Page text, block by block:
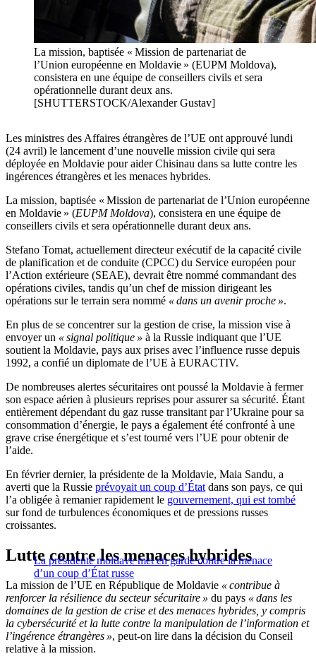
La mission, baptisée « Mission de partenariat de
l’Union européenne en Moldavie » (EUPM Moldova),
consistera en une équipe de conseillers civils et sera
opérationnelle durant deux ans.
[SHUTTERSTOCK/Alexander Gustav]
Les ministres des Affaires étrangères de l’UE ont approuvé lundi
(24 avril) le lancement d’une nouvelle mission civile qui sera
déployée en Moldavie pour aider Chisinau dans sa lutte contre les
ingérences étrangères et les menaces hybrides.
La mission, baptisée « Mission de partenariat de l’Union européenne
en Moldavie » (EUPM Moldova), consistera en une équipe de
conseillers civils et sera opérationnelle durant deux ans.
Stefano Tomat, actuellement directeur exécutif de la capacité civile
de planification et de conduite (CPCC) du Service européen pour
l’Action extérieure (SEAE), devrait être nommé commandant des
opérations civiles, tandis qu’un chef de mission dirigeant les
opérations sur le terrain sera nommé « dans un avenir proche ».
En plus de se concentrer sur la gestion de crise, la mission vise à
envoyer un « signal politique » à la Russie indiquant que l’UE
soutient la Moldavie, pays aux prises avec l’influence russe depuis
1992, a confié un diplomate de l’UE à EURACTIV.
De nombreuses alertes sécuritaires ont poussé la Moldavie à fermer
son espace aérien à plusieurs reprises pour assurer sa sécurité. Étant
entièrement dépendant du gaz russe transitant par l’Ukraine pour sa
consommation d’énergie, le pays a également été confronté à une
grave crise énergétique et s’est tourné vers l’UE pour obtenir de
l’aide.
En février dernier, la présidente de la Moldavie, Maia Sandu, a
averti que la Russie prévoyait un coup d’État dans son pays, ce qui
l’a obligée à remanier rapidement le gouvernement, qui est tombé
sur fond de turbulences économiques et de pressions russes
croissantes.
La présidente moldave met en garde contre la menace
d’un coup d’État russe
Lutte contre les menaces hybrides
La mission de l’UE en République de Moldavie « contribue à
renforcer la résilience du secteur sécuritaire » du pays « dans les
domaines de la gestion de crise et des menaces hybrides, y compris
la cybersécurité et la lutte contre la manipulation de l’information et
l’ingérence étrangères », peut-on lire dans la décision du Conseil
relative à la mission.